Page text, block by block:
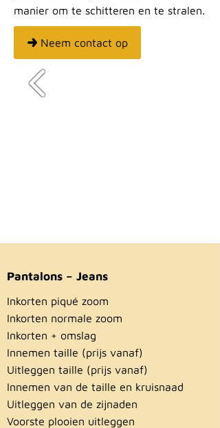
manier om te schitteren en te stralen.
Neem contact op
Pantalons – Jeans
Inkorten piqué zoom
Inkorten normale zoom
Inkorten + omslag
Innemen taille (prijs vanaf)
Uitleggen taille (prijs vanaf)
Innemen van de taille en kruisnaad
Uitleggen van de zijnaden
Voorste plooien uitleggen